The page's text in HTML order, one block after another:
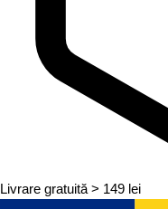
Livrare gratuită > 149 lei